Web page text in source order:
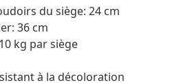
du siège: 24 cm
36 cm
kg par siège
à la décoloration